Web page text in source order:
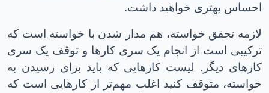
احساس بهتری خواهید داشت.
لازمه تحقق خواسته، هم مدار شدن با خواسته است که
ترکیبی است از انجام یک سری کارها و توقف یک سری
کارهای دیگر. لیست کارهایی که باید برای رسیدن به
خواسته، متوقف کنید اغلب مهم‌تر از کارهایی است که